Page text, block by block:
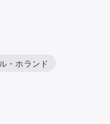
・ホランド